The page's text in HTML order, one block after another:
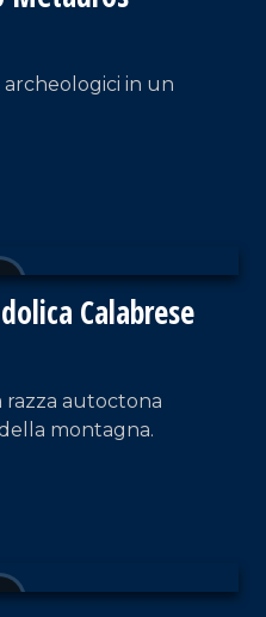
archeologici in un
Calabrese
razza autoctona
montagna.